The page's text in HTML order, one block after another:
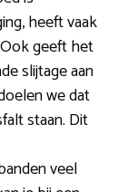
heeft vaak
geeft het
slijtage aan
we dat
staan. Dit
veel